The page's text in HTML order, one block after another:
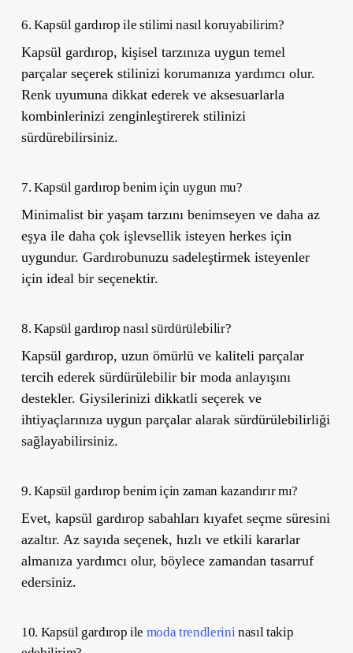
6. Kapsül gardırop ile stilimi nasıl koruyabilirim?
Kapsül gardırop, kişisel tarzınıza uygun temel
parçalar seçerek stilinizi korumanıza yardımcı olur.
Renk uyumuna dikkat ederek ve aksesuarlarla
kombinlerinizi zenginleştirerek stilinizi
sürdürebilirsiniz.
7. Kapsül gardırop benim için uygun mu?
Minimalist bir yaşam tarzını benimseyen ve daha az
eşya ile daha çok işlevsellik isteyen herkes için
uygundur. Gardırobunuzu sadeleştirmek isteyenler
için ideal bir seçenektir.
8. Kapsül gardırop nasıl sürdürülebilir?
Kapsül gardırop, uzun ömürlü ve kaliteli parçalar
tercih ederek sürdürülebilir bir moda anlayışını
destekler. Giysilerinizi dikkatli seçerek ve
ihtiyaçlarınıza uygun parçalar alarak sürdürülebilirliği
sağlayabilirsiniz.
9. Kapsül gardırop benim için zaman kazandırır mı?
Evet, kapsül gardırop sabahları kıyafet seçme süresini
azaltır. Az sayıda seçenek, hızlı ve etkili kararlar
almanıza yardımcı olur, böylece zamandan tasarruf
edersiniz.
10. Kapsül gardırop ile moda trendlerininasıl takip